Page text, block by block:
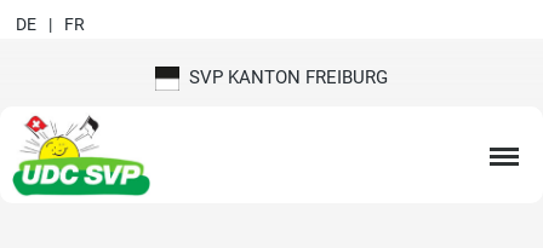
SVP KANTON FREIBURG
DE FR